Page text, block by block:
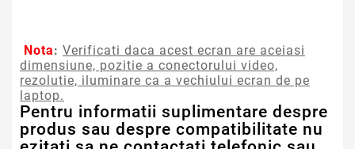
Nota: Verificati daca acest ecran are aceiasi
dimensiune, pozitie a conectorului video,
rezolutie, iluminare ca a vechiului ecran de pe
laptop.
Pentru informatii suplimentare despre
produs sau despre compatibilitate nu